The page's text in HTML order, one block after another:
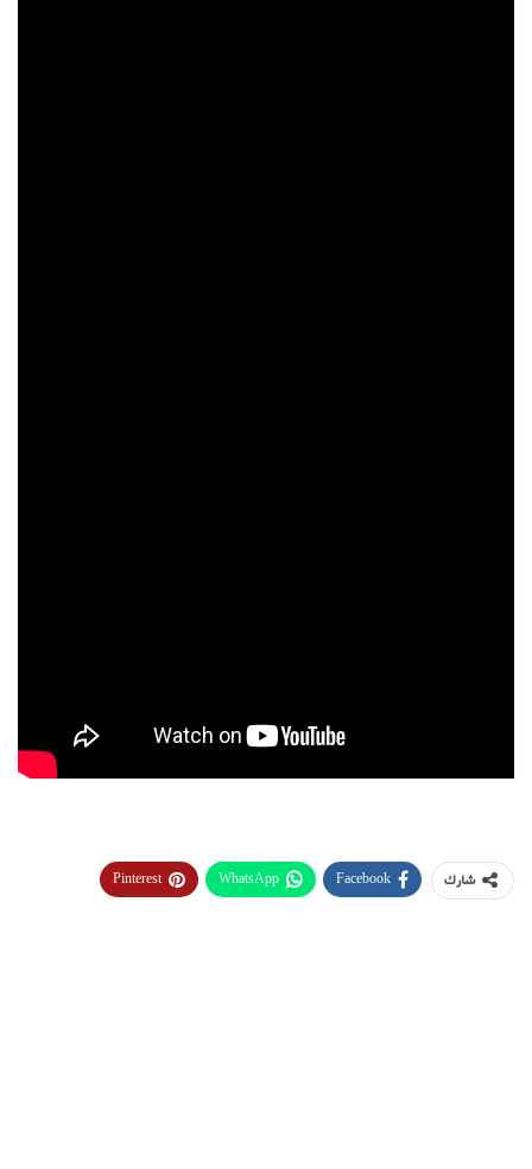
شارك Facebook
WhatsApp
Pinterest